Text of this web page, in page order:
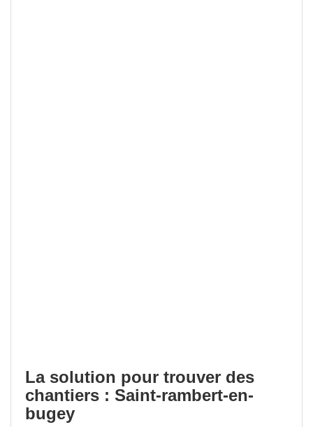
La solution pour trouver des
chantiers : Saint-rambert-en-
bugey